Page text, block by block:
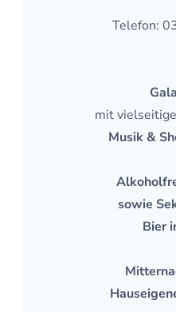
Telefon:
mit
Musik &
sowie
Bier